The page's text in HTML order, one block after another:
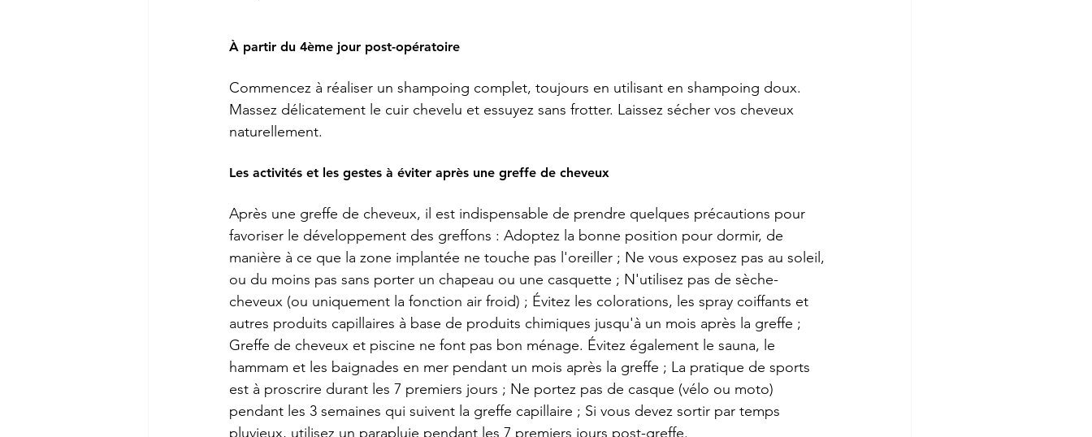
À partir du 4ème jour post-opératoire
Commencez à réaliser un shampoing complet, toujours en utilisant en shampoing doux.
Massez délicatement le cuir chevelu et essuyez sans frotter. Laissez sécher vos cheveux
naturellement.
Les activités et les gestes à éviter après une greffe de cheveux
Après une greffe de cheveux, il est indispensable de prendre quelques précautions pour
favoriser le développement des greffons : Adoptez la bonne position pour dormir, de
manière à ce que la zone implantée ne touche pas l'oreiller ; Ne vous exposez pas au soleil,
ou du moins pas sans porter un chapeau ou une casquette ; N'utilisez pas de sèche-
cheveux (ou uniquement la fonction air froid) ; Évitez les colorations, les spray coiffants et
autres produits capillaires à base de produits chimiques jusqu'à un mois après la greffe ;
Greffe de cheveux et piscine ne font pas bon ménage. Évitez également le sauna, le
hammam et les baignades en mer pendant un mois après la greffe ; La pratique de sports
est à proscrire durant les 7 premiers jours ; Ne portez pas de casque (vélo ou moto)
pendant les 3 semaines qui suivent la greffe capillaire ; Si vous devez sortir par temps
pluvieux, utilisez un parapluie pendant les 7 premiers jours post-greffe.